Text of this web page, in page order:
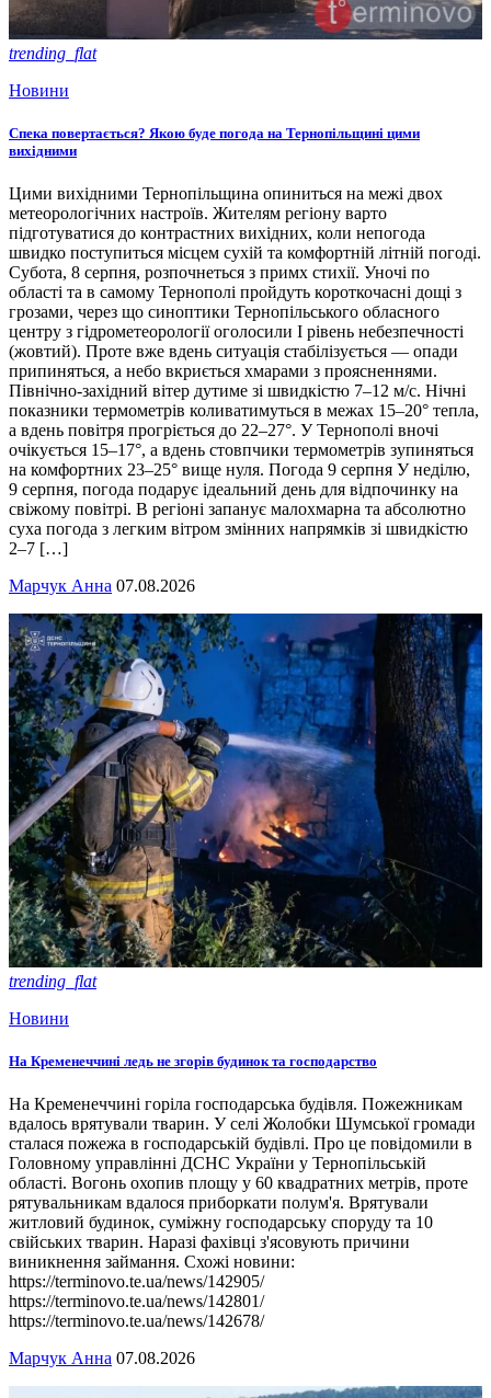
trending_flat
Новини
Спека повертається? Якою буде погода на Тернопільщині цими
вихідними
Цими вихідними Тернопільщина опиниться на межі двох
метеорологічних настроїв. Жителям регіону варто
підготуватися до контрастних вихідних, коли непогода
швидко поступиться місцем сухій та комфортній літній погоді.
Субота, 8 серпня, розпочнеться з примх стихії. Уночі по
області та в самому Тернополі пройдуть короткочасні дощі з
грозами, через що синоптики Тернопільського обласного
центру з гідрометеорології оголосили І рівень небезпечності
(жовтий). Проте вже вдень ситуація стабілізується — опади
припиняться, а небо вкриється хмарами з проясненнями.
Північно-західний вітер дутиме зі швидкістю 7–12 м/с. Нічні
показники термометрів коливатимуться в межах 15–20° тепла,
а вдень повітря прогріється до 22–27°. У Тернополі вночі
очікується 15–17°, а вдень стовпчики термометрів зупиняться
на комфортних 23–25° вище нуля. Погода 9 серпня У неділю,
9 серпня, погода подарує ідеальний день для відпочинку на
свіжому повітрі. В регіоні запанує малохмарна та абсолютно
суха погода з легким вітром змінних напрямків зі швидкістю
2–7 […]
Марчук Анна 07.08.2026
trending_flat
Новини
На Кременеччині ледь не згорів будинок та господарство
На Кременеччині горіла господарська будівля. Пожежникам
вдалось врятували тварин. У селі Жолобки Шумської громади
сталася пожежа в господарській будівлі. Про це повідомили в
Головному управлінні ДСНС України у Тернопільській
області. Вогонь охопив площу у 60 квадратних метрів, проте
рятувальникам вдалося приборкати полум'я. Врятували
житловий будинок, суміжну господарську споруду та 10
свійських тварин. Наразі фахівці з'ясовують причини
виникнення займання. Схожі новини:
https://terminovo.te.ua/news/142905/
https://terminovo.te.ua/news/142801/
https://terminovo.te.ua/news/142678/
Марчук Анна 07.08.2026